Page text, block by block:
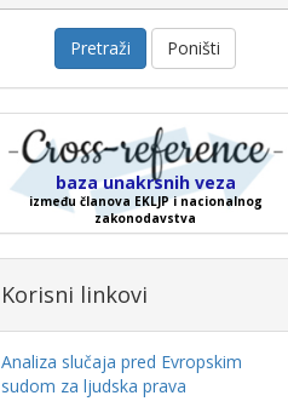
Pretraži Poništi
baza unakrsnih veza
između članova EKLJP i nacionalnog
zakonodavstva
Korisni linkovi
Analiza slučaja pred Evropskim
sudom za ljudska prava